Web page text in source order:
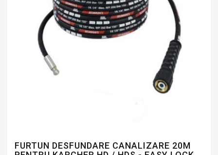
FURTUN DESFUNDARE CANALIZARE 20M